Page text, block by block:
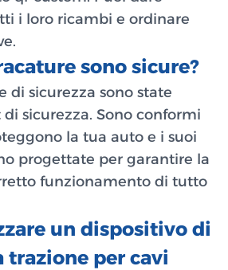
i loro ricambi e ordinare
sono sicure?
di sicurezza sono state
sicurezza. Sono conformi
la tua auto e i suoi
progettate per garantire la
funzionamento di tutto
un dispositivo di
trazione per cavi